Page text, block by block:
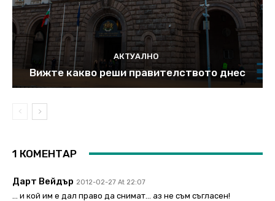
АКТУАЛНО
Вижте какво реши правителството днес
1 КОМЕНТАР
Дарт Вейдър 2012-02-27 At 22:07
… и кой им е дал право да снимат… аз не съм съгласен!